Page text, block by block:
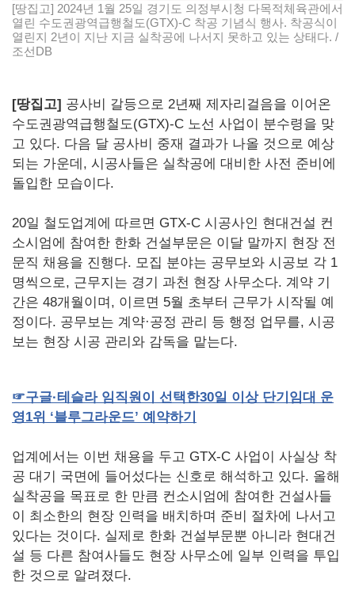
[땅집고] 2024년 1월 25일 경기도 의정부시청 다목적체육관에서
열린 수도권광역급행철도(GTX)-C 착공 기념식 행사. 착공식이
열린지 2년이 지난 지금 실착공에 나서지 못하고 있는 상태다. /
조선DB
[땅집고] 공사비 갈등으로 2년째 제자리걸음을 이어온
수도권광역급행철도(GTX)-C 노선 사업이 분수령을 맞
고 있다. 다음 달 공사비 중재 결과가 나올 것으로 예상
되는 가운데, 시공사들은 실착공에 대비한 사전 준비에
돌입한 모습이다.
20일 철도업계에 따르면 GTX-C 시공사인 현대건설 컨
소시엄에 참여한 한화 건설부문은 이달 말까지 현장 전
문직 채용을 진행다. 모집 분야는 공무보와 시공보 각 1
명씩으로, 근무지는 경기 과천 현장 사무소다. 계약 기
간은 48개월이며, 이르면 5월 초부터 근무가 시작될 예
정이다. 공무보는 계약·공정 관리 등 행정 업무를, 시공
보는 현장 시공 관리와 감독을 맡는다.
☞구글·테슬라 임직원이 선택한30일 이상 단기임대 운
영1위 ‘블루그라운드’ 예약하기
업계에서는 이번 채용을 두고 GTX-C 사업이 사실상 착
공 대기 국면에 들어섰다는 신호로 해석하고 있다. 올해
실착공을 목표로 한 만큼 컨소시엄에 참여한 건설사들
이 최소한의 현장 인력을 배치하며 준비 절차에 나서고
있다는 것이다. 실제로 한화 건설부문뿐 아니라 현대건
설 등 다른 참여사들도 현장 사무소에 일부 인력을 투입
한 것으로 알려졌다.